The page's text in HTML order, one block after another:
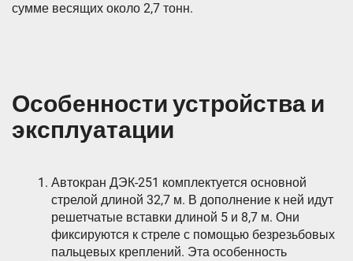
сумме весящих около 2,7 тонн.
Особенности устройства и
эксплуатации
Автокран ДЭК-251 комплектуется основной
стрелой длиной 32,7 м. В дополнение к ней идут
решетчатые вставки длиной 5 и 8,7 м. Они
фиксируются к стреле с помощью безрезьбовых
пальцевых креплений. Эта особенность